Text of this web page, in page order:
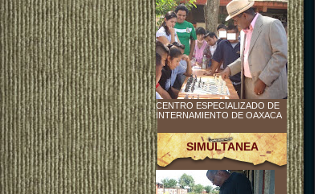
CENTRO ESPECIALIZADO DE
INTERNAMIENTO DE OAXACA
SIMULTANEA